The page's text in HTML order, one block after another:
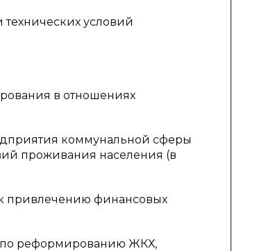
условий
в отношениях
коммунальной сферы
проживания населения (в
привлечению финансовых
по реформированию ЖКХ,